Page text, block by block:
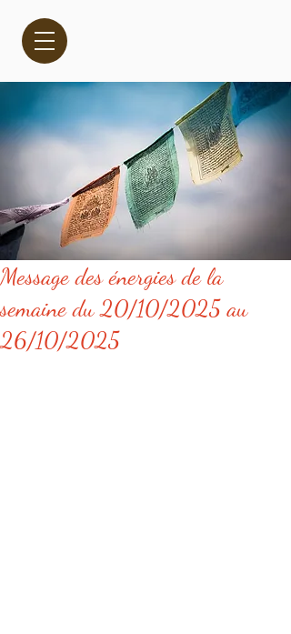
Message des énergies de la
semaine du 20/10/2025 au
26/10/2025